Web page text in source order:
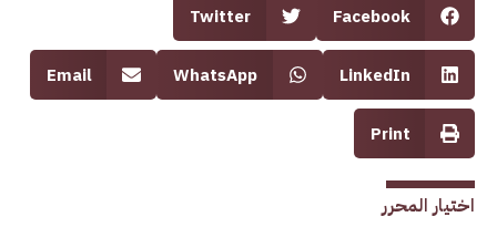
Facebook
Twitter
LinkedIn
WhatsApp
Email
Print
اختيار المحرر